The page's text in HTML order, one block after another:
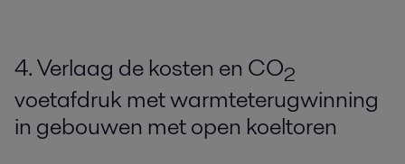
4. Verlaag de kosten en CO2
voetafdruk met warmteterugwinning
in gebouwen met open koeltoren